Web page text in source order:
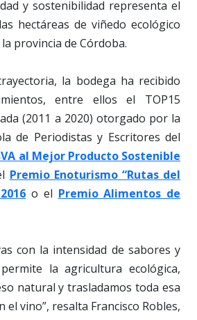
y sostenibilidad representa el
hectáreas de viñedo ecológico
provincia de Córdoba.
la bodega ha recibido
entre ellos el TOP15
(2011 a 2020) otorgado por la
de Periodistas y Escritores del
al Mejor Producto Sostenible
Premio Enoturismo “Rutas del
o el Premio Alimentos de
con la intensidad de sabores y
la agricultura ecológica,
natural y trasladamos toda esa
vino”, resalta Francisco Robles,